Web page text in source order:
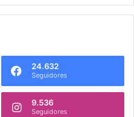
24.632
Seguidores
9.536
Seguidores